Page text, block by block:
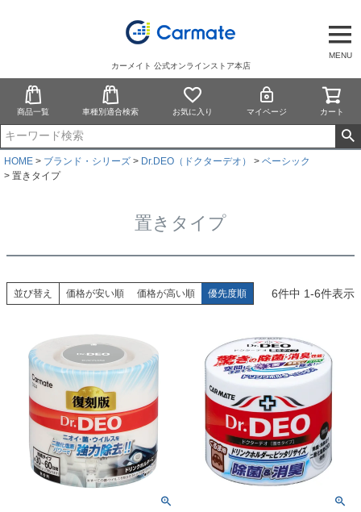
MENU
カーメイト 公式オンラインストア本店
商品一覧 車種別適合検索 お気に入り マイページ カート
HOME ブランド・シリーズ Dr.DEO（ドクターデオ）
ベーシック
置きタイプ
置きタイプ
並び替え 価格が安い順 価格が高い順 優先度順 6件中 1-6件表示